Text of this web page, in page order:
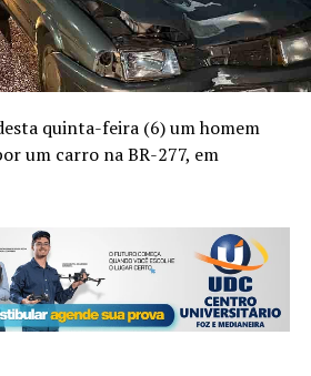
quinta-feira (6) um homem
um carro na BR-277, em